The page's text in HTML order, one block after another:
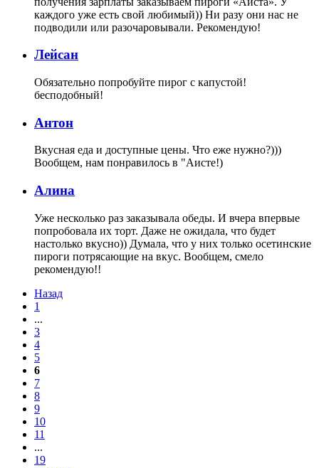
каждого уже есть свой любимый)) Ни разу они нас не
подводили или разочаровывали. Рекомендую!
Лейсан
Обязательно попробуйте пирог с капустой!
бесподобный!
Антон
Вкусная еда и доступные цены. Что еже нужно?)))
Вообщем, нам понравилось в "Аисте!)
Алина
Уже несколько раз заказывала обеды. И вчера впервые
попробовала их торт. Даже не ожидала, что будет
настолько вкусно)) Думала, что у них только осетинские
пироги потрясающие на вкус. Вообщем, смело
рекомендую!!
Назад
1
...
3
4
5
6
7
8
9
10
11
...
19